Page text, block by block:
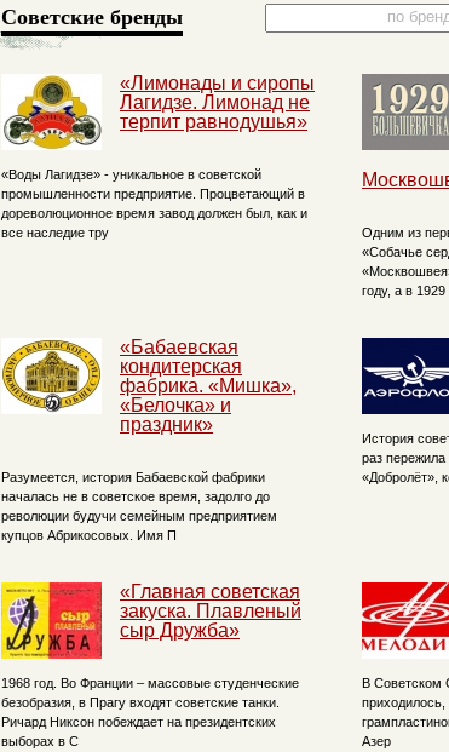
Советские бренды
«Лимонады и сиропы
Лагидзе. Лимонад не
терпит равнодушья»
«Воды Лагидзе» - уникальное в советской
промышленности предприятие. Процветающий в
дореволюционное время завод должен был, как и
все наследие тру
Одним из
«Собачье
году, а в
«Бабаевская
кондитерская
фабрика. «Мишка»,
«Белочка» и
праздник»
Разумеется, история Бабаевской фабрики
началась не в советское время, задолго до
революции будучи семейным предприятием
купцов Абрикосовых. Имя П
История
раз
«Добролёт»,
«Главная советская
закуска. Плавленый
сыр Дружба»
1968 год. Во Франции – массовые студенческие
безобразия, в Прагу входят советские танки.
Ричард Никсон побеждает на президентских
выборах в С
В Советском
приходилось,
Азер